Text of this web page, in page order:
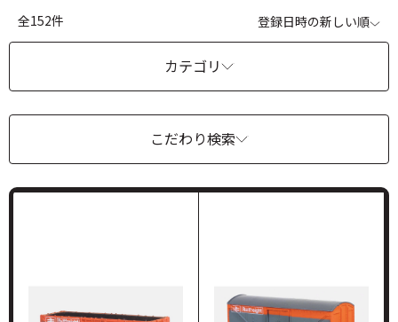
カテゴリ
こだわり検索
全152件 登録日時の新しい順